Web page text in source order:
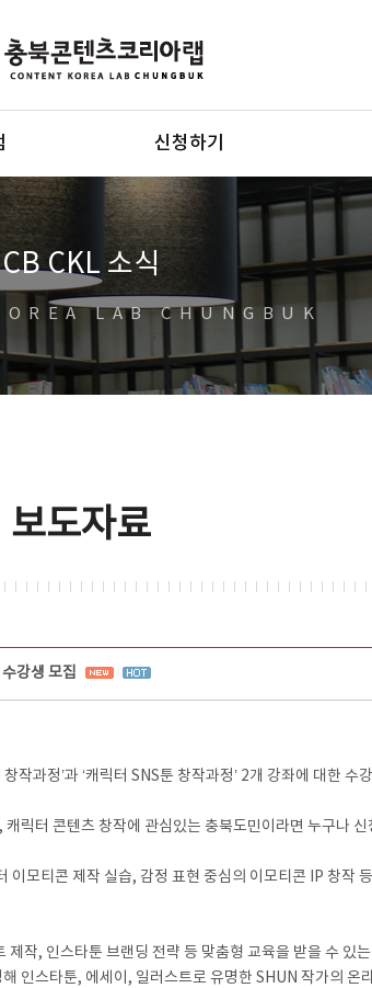
신청하기
CB CKL 소식
LAB CHUNGBUK
보도자료
강생 모집
과정’과 ‘캐릭터 SNS툰 창작과정’ 2개 강좌에 대한 수
릭터 콘텐츠 창작에 관심있는 충북도민이라면 누구나 신
모티콘 제작 실습, 감정 표현 중심의 이모티콘 IP 창작
작, 인스타툰 브랜딩 전략 등 맞춤형 교육을 받을 수 있
인스타툰, 에세이, 일러스트로 유명한 SHUN 작가의 온